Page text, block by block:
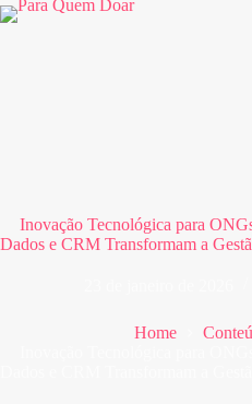
Pular
para
Inovação Tecnológica para
Dados e CRM Transformam a
Home